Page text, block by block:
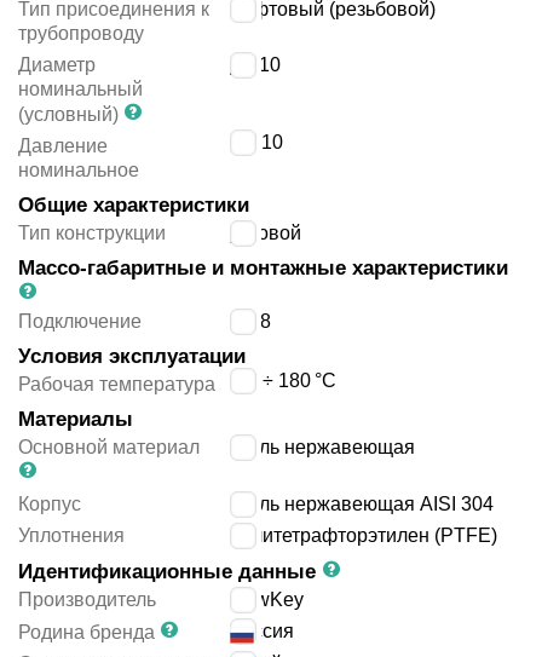
Тип присоединения к
трубопроводу
муфтовый (резьбовой)
Диаметр
номинальный
(условный)
10
Давление
номинальное
10
Общие характеристики
Тип конструкции угловой
Массо-габаритные и монтажные характеристики
Подключение G3/8
Условия эксплуатации
Рабочая температура -20 ÷ 180 °C
Материалы
Основной материал сталь нержавеющая
Корпус
сталь нержавеющая AISI 304
Уплотнения
политетрафторэтилен (PTFE)
Идентификационные данные
Производитель
NewKey
Родина бренда
Россия